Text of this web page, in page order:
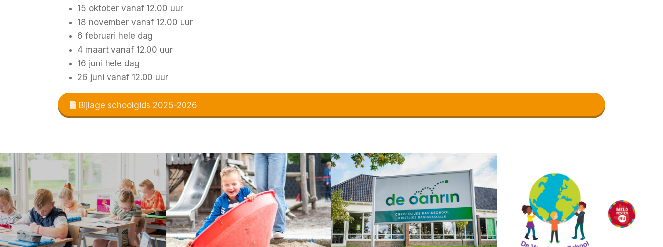
15 oktober vanaf 12.00 uur
18 november vanaf 12.00 uur
6 februari hele dag
4 maart vanaf 12.00 uur
16 juni hele dag
26 juni vanaf 12.00 uur
Bijlage schoolgids 2025-2026